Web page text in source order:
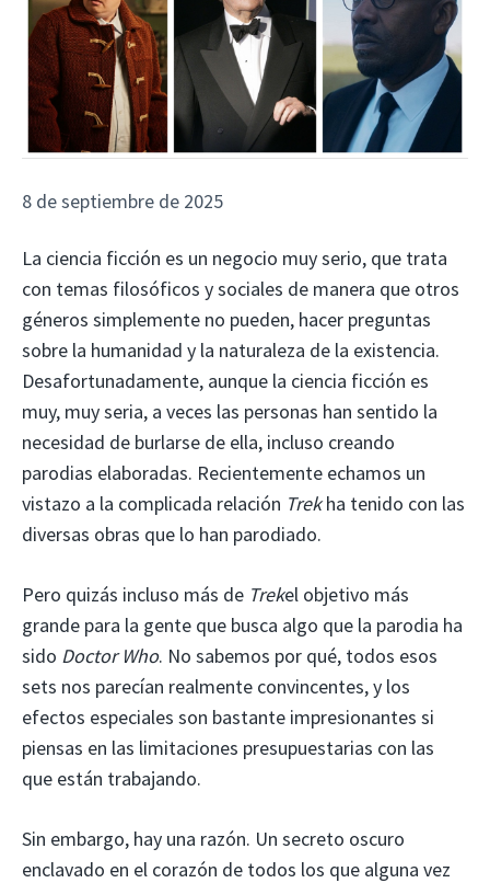
8 de septiembre de 2025
La ciencia ficción es un negocio muy serio, que trata
con temas filosóficos y sociales de manera que otros
géneros simplemente no pueden, hacer preguntas
sobre la humanidad y la naturaleza de la existencia.
Desafortunadamente, aunque la ciencia ficción es
muy, muy seria, a veces las personas han sentido la
necesidad de burlarse de ella, incluso creando
parodias elaboradas. Recientemente echamos un
vistazo a la complicada relación Trekha tenido con las
diversas obras que lo han parodiado.
Pero quizás incluso más de Trekel objetivo más
grande para la gente que busca algo que la parodia ha
sido Doctor Who. No sabemos por qué, todos esos
sets nos parecían realmente convincentes, y los
efectos especiales son bastante impresionantes si
piensas en las limitaciones presupuestarias con las
que están trabajando.
Sin embargo, hay una razón. Un secreto oscuro
enclavado en el corazón de todos los que alguna vez